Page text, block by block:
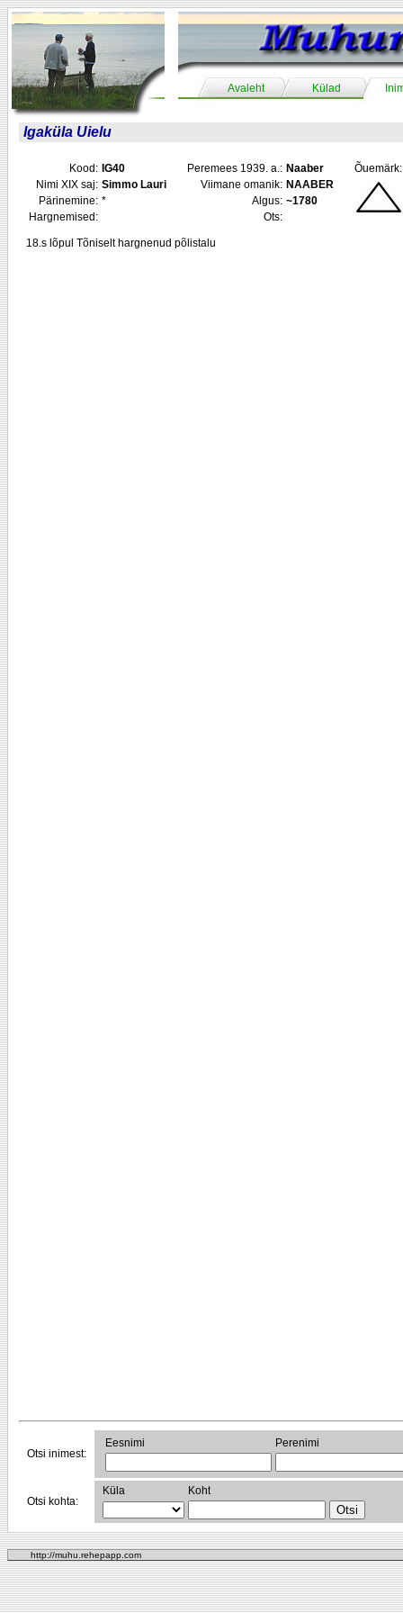
Avaleht Külad
Igaküla Uielu
Kood: IG40 Peremees 1939. a.: Naaber
Õuemärk:
Nimi XIX saj: Simmo Lauri Viimane omanik: NAABER
Pärinemine: * Algus: ~1780
Hargnemised:
Ots:
18.s lõpul Tõniselt hargnenud põlistalu
Otsi inimest:
Eesnimi Perenimi
Otsi kohta:
Küla Koht
http://muhu.rehepapp.com